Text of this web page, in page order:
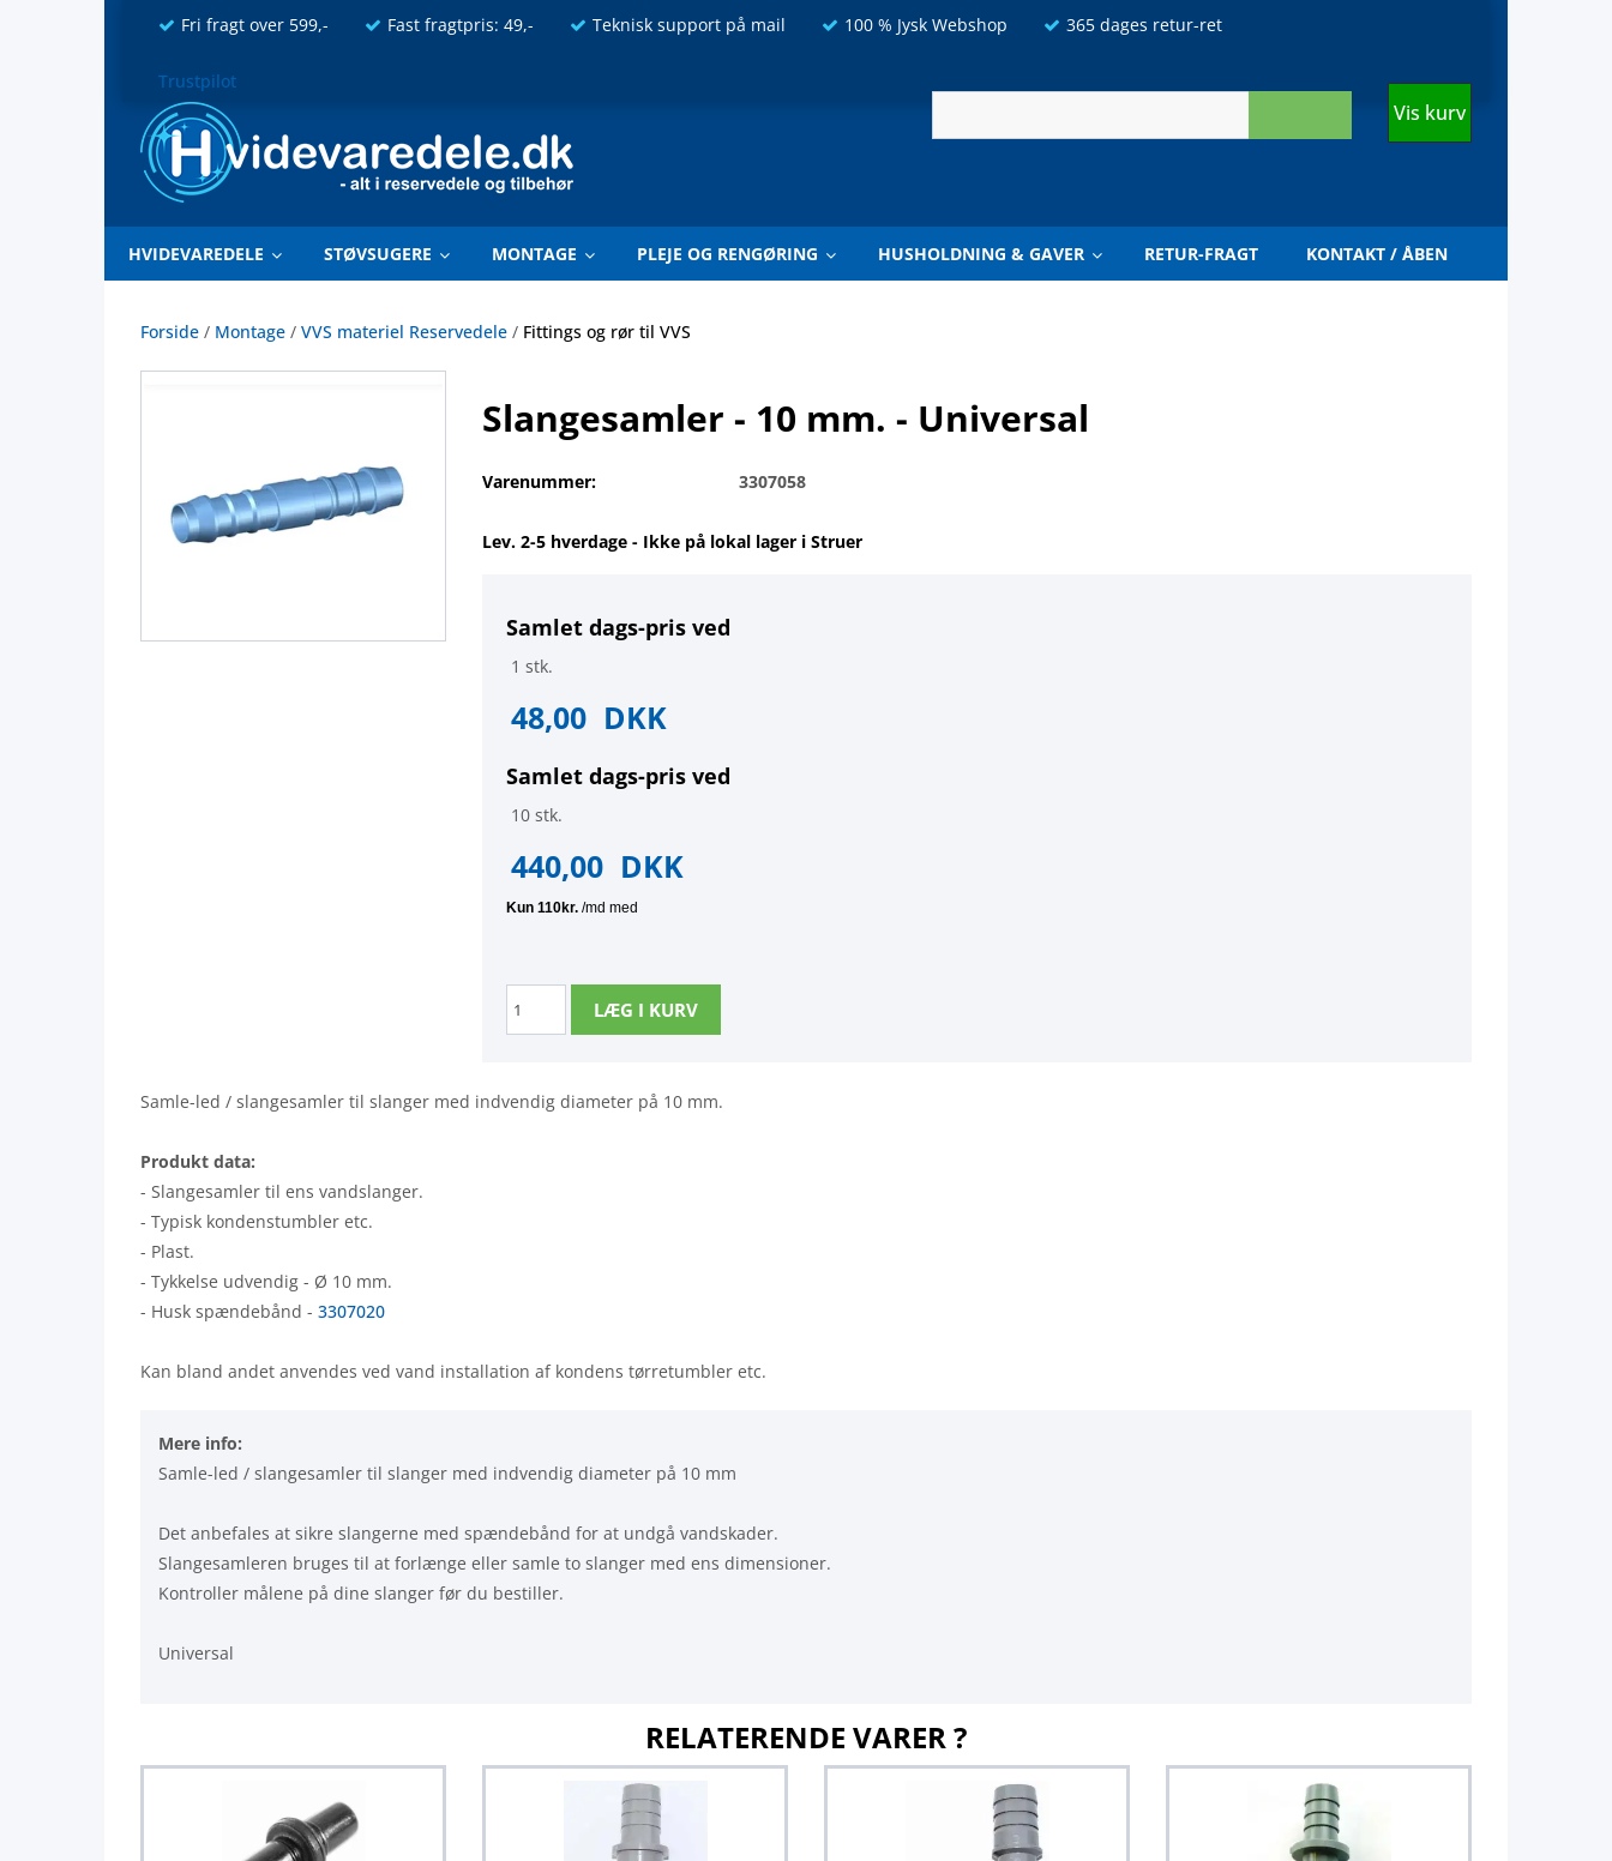
Fri fragt over 599,- Fast fragtpris: 49,- Teknisk support på mail 100 % Jysk Webshop 365 dages retur-ret
Trustpilot
Vis kurv
HVIDEVAREDELE STØVSUGERE MONTAGE PLEJE OG RENGØRING HUSHOLDNING & GAVER RETUR-FRAGT KONTAKT / ÅBEN
Forside / Montage / VVS materiel Reservedele / Fittings og rør til VVS
Slangesamler - 10 mm. - Universal
Varenummer: 3307058
Lev. 2-5 hverdage - Ikke på lokal lager i Struer
Samlet dags-pris ved
1 stk.
48,00 DKK
Samlet dags-pris ved
10 stk.
440,00 DKK
Samle-led / slangesamler til slanger med indvendig diameter på 10 mm.
Produkt data:
- Slangesamler til ens vandslanger.
- Typisk kondenstumbler etc.
- Plast.
- Tykkelse udvendig - Ø 10 mm.
- Husk spændebånd - 3307020
Kan bland andet anvendes ved vand installation af kondens tørretumbler etc.
Mere info:
Samle-led / slangesamler til slanger med indvendig diameter på 10 mm
Det anbefales at sikre slangerne med spændebånd for at undgå vandskader.
Slangesamleren bruges til at forlænge eller samle to slanger med ens dimensioner.
Kontroller målene på dine slanger før du bestiller.
Universal
RELATERENDE VARER ?